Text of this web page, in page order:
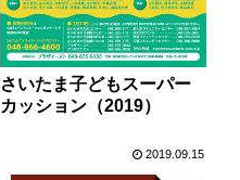
さいたま子どもスーパー
カッション（2019）
2019.09.15